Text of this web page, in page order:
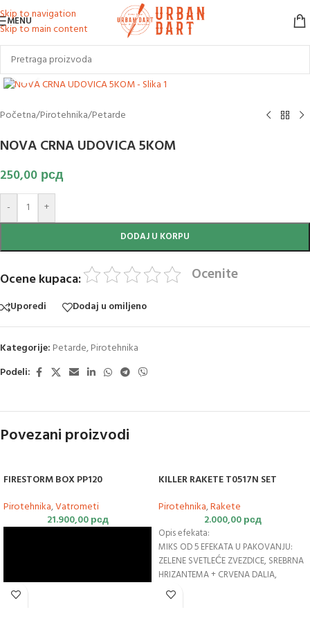
Skip to navigation
Skip to main content
MENU
Klikni za uvećanje slike
Početna/Pirotehnika/Petarde
NOVA CRNA UDOVICA 5KOM
250,00 рсд
- +
DODAJ U KORPU
Ocene kupaca: Ocenite
Uporedi Dodaj u omiljeno
Kategorije: Petarde,Pirotehnika
Podeli:
Povezani proizvodi
FIRESTORM BOX PP120
Pirotehnika,Vatrometi
21.900,00рсд
KILLER RAKETE T0517N SET
Pirotehnika,Rakete
2.000,00рсд
Opis efekata:
MIKS OD 5 EFEKATA U PAKOVANJU:
ZELENE SVETLEĆE ZVEZDICE, SREBRNA
HRIZANTEMA + CRVENA DALIA,
CRVENE SVETLEĆE ZVEZDE, ZLATNA
VRBA + PLAVE ZVEZDE; BELA SVETLEĆA